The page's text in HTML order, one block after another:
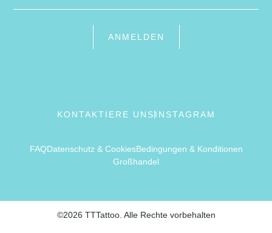
ANMELDEN
KONTAKTIERE UNS INSTAGRAM
FAQDatenschutz & CookiesBedingungen & Konditionen
Großhandel
©2026 TTTattoo. Alle Rechte vorbehalten